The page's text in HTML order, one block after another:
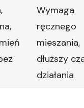
Wymaga
ręcznego
mieszania,
dłuższy
działania